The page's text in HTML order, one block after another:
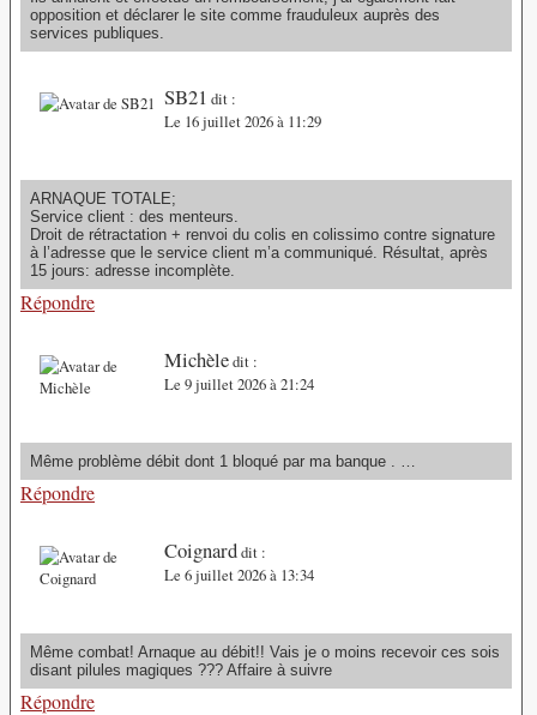
opposition et déclarer le site comme frauduleux auprès des
services publiques.
SB21 dit :
Le 16 juillet 2026 à 11:29
ARNAQUE TOTALE;
Service client : des menteurs.
Droit de rétractation + renvoi du colis en colissimo contre signature
à l’adresse que le service client m’a communiqué. Résultat, après
15 jours: adresse incomplète.
Répondre
Michèledit :
Le 9 juillet 2026 à 21:24
Même problème débit dont 1 bloqué par ma banque . …
Répondre
Coignarddit :
Le 6 juillet 2026 à 13:34
Même combat! Arnaque au débit!! Vais je o moins recevoir ces sois
disant pilules magiques ??? Affaire à suivre
Répondre